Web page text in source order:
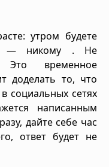
утром будете
— никому . Не
временное
доделать то, что
социальных сетях
написанным
дайте себе час
ответ будет не